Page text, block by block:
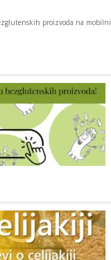
proizvoda na mobilni